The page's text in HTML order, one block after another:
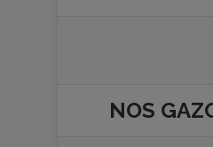
NOS